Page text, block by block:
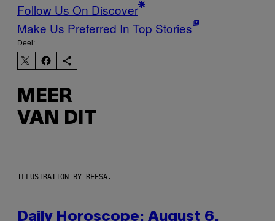
Follow Us On Discover
Make Us Preferred In Top Stories
Deel:
MEER
VAN DIT
ILLUSTRATION BY REESA.
Daily Horoscope: August 6,